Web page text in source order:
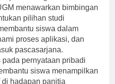
menawarkan bimbingan
pilihan studi
siswa dalam
proses aplikasi, dan
pascasarjana.
pernyataan pribadi
siswa menampilkan